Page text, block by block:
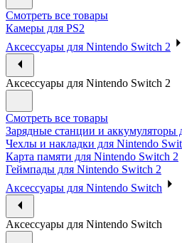
Смотреть все товары
Камеры для PS2
Аксессуары для Nintendo Switch 2
Аксессуары для Nintendo Switch 2
Смотреть все товары
Зарядные станции и аккумуляторы
Чехлы и накладки для Nintendo
Карта памяти для Nintendo Switch 2
Геймпады для Nintendo Switch 2
Аксессуары для Nintendo Switch
Аксессуары для Nintendo Switch